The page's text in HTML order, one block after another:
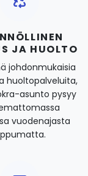
JA HUOLTO
johdonmukaisia
huoltopalveluita,
asunto pysyy
vuodenajasta